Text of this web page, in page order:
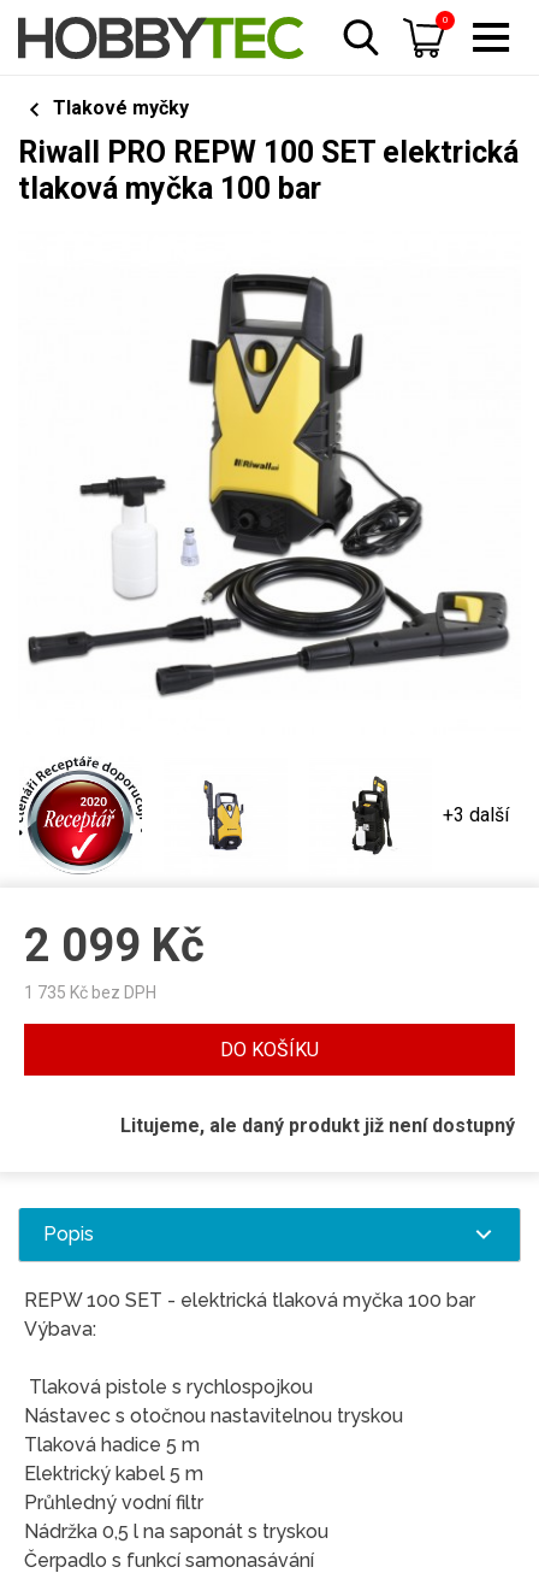
0
Tlakové myčky
Riwall PRO REPW 100 SET elektrická
tlaková myčka 100 bar
+3 další
2 099 Kč
1 735 Kč bez DPH
DO KOŠÍKU
Litujeme, ale daný produkt již není dostupný
Popis
REPW 100 SET - elektrická tlaková myčka 100 bar
Výbava:
Tlaková pistole s rychlospojkou
Nástavec s otočnou nastavitelnou tryskou
Tlaková hadice 5 m
Elektrický kabel 5 m
Průhledný vodní filtr
Nádržka 0,5 l na saponát s tryskou
Čerpadlo s funkcí samonasávání